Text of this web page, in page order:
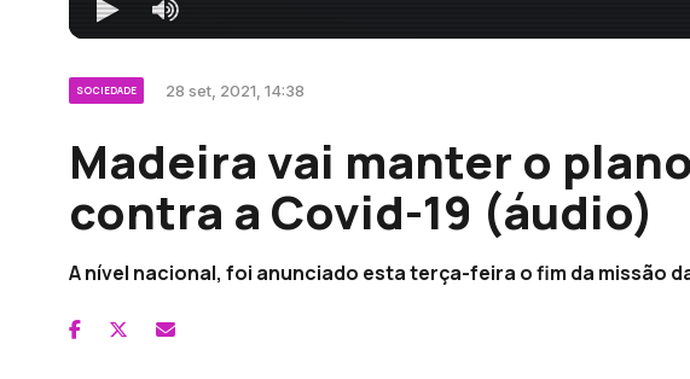
SOCIEDADE 28 set, 2021, 14:38
Madeira vai manter o
contra a Covid-19 (áudio)
A nível nacional, foi anunciado esta terça-feira o fim da missão